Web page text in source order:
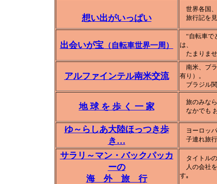
想い出がいっぱい
世界各国、
旅行記を見
出会いが宝 （自転車世界一周）
“自転車で
は、
たまりま
アルファインテル南米交流
南米、ブラ
有り）。
ブラジル関
地 球 を 歩 く 一 家
旅のみなら
なかでも
ゆ～らしあ大陸ほっつき歩
き…
ヨーロッ
子連れ旅
サラリ～マン・バックパッカ
ーの
海 外 旅 行
タイトルの
人の会社を
す｡